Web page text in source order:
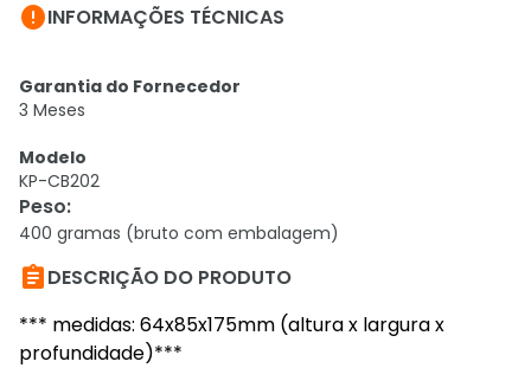
INFORMAÇÕES TÉCNICAS
Garantia do Fornecedor
3 Meses
Modelo
KP-CB202
Peso:
400 gramas (bruto com embalagem)
DESCRIÇÃO DO PRODUTO
*** medidas: 64x85x175mm (altura x largura x
profundidade)***